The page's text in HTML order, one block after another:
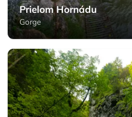
Prielom Hornádu
Gorge
Ferrata HZS Kyseľ - Slovak Paradise